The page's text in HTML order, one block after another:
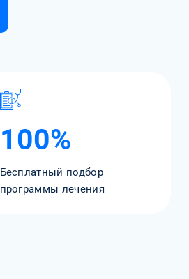
100%
Бесплатный подбор
программы лечения